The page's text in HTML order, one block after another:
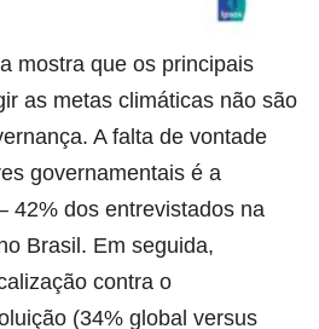
mostra que os principais
as metas climáticas não são
A falta de vontade
governamentais é a
42% dos entrevistados na
Brasil. Em seguida,
contra o
(34% global versus